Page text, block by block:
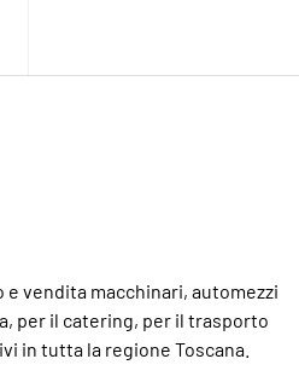
e vendita macchinari, automezzi
per il catering, per il trasporto
in tutta la regione Toscana.